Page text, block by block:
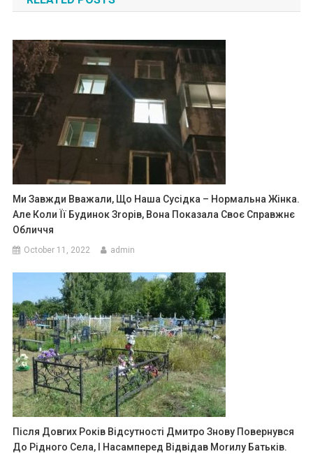
Ми Завжди Вважали, Що Наша Сусідка – Нормальна Жінка.
Але Коли Її Будинок Зrорів, Вона Показала Своє Справжнє
Обличчя
October 11, 2022 admin
Після Довгих Років Відсутності Дмитро Знову Повернувся
До Рідного Села, І Насамперед Відвідав Моrилу Батьків.